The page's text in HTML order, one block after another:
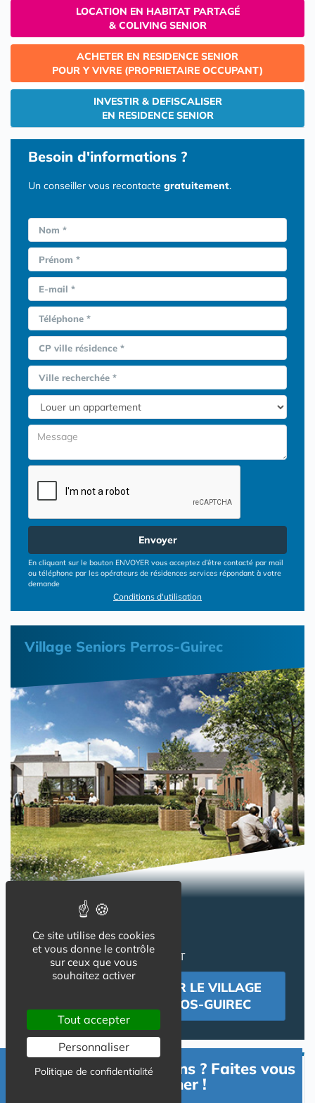
LOCATION EN HABITAT PARTAGÉ
& COLIVING SENIOR
ACHETER EN RESIDENCE SENIOR
POUR Y VIVRE (PROPRIETAIRE OCCUPANT)
INVESTIR & DEFISCALISER
EN RESIDENCE SENIOR
Besoin d'informations ?
Un conseiller vous recontacte gratuitement.
Nom *
Prénom *
E-mail *
Téléphone *
CP ville résidence *
Ville recherchée *
Envoyer
En cliquant sur le bouton ENVOYER vous acceptez d’être contacté par mail
ou téléphone par les opérateurs de résidences services répondant à votre
demande
Conditions d'utilisation
Village Seniors Perros-Guirec
DES VILLAS
pour une retraite paisible !
INVESTIR EN LMNP
PROPRIETAIRE OCCUPANT
SE RENSEIGNER SUR LE VILLAGE
SENIORS DE PERROS-GUIREC
Devenir Propriétaire Occupant
Besoin d'informations ? Faites vous
accompagner !
Ce site utilise des cookies
et vous donne le contrôle
sur ceux que vous
souhaitez activer
Tout accepter
Personnaliser
Politique de confidentialité